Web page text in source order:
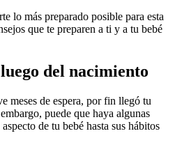
lo más preparado posible para esta
que te preparen a ti y a tu bebé
del nacimiento
meses de espera, por fin llegó tu
puede que haya algunas
de tu bebé hasta sus hábitos